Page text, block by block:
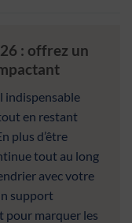
: offrez un
indispensable
en restant
plus d’être
tout au long
avec votre
support
pour marquer les